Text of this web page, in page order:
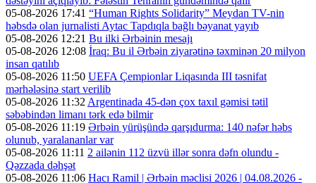
05-08-2026 17:41 “Human Rights Solidarity” Meydan TV-nin
həbsdə olan jurnalisti Aytac Tapdıqla bağlı bəyanat yayıb
05-08-2026 12:21 Bu ilki Ərbəinin mesajı
05-08-2026 12:08 İraq: Bu il Ərbəin ziyarətinə təxminən 20 milyon
insan qatılıb
05-08-2026 11:50 UEFA Çempionlar Liqasında III təsnifat
mərhələsinə start verilib
05-08-2026 11:32 Argentinada 45-dən çox taxıl gəmisi tətil
səbəbindən limanı tərk edə bilmir
05-08-2026 11:19 Ərbəin yürüşündə qarşıdurma: 140 nəfər həbs
olunub, yaralananlar var
05-08-2026 11:11 2 ailənin 112 üzvü illər sonra dəfn olundu -
Qəzzada dəhşət
05-08-2026 11:06 Hacı Ramil | Ərbəin məclisi 2026 | 04.08.2026 -